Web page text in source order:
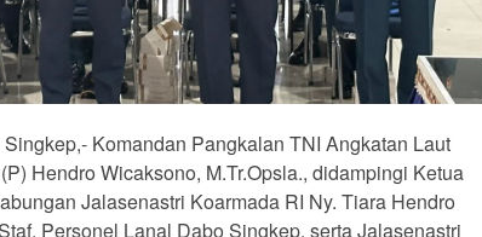
Komandan Pangkalan TNI Angkatan Laut
Hendro Wicaksono, M.Tr.Opsla., didampingi Ketua
Jalasenastri Koarmada RI Ny. Tiara Hendro
Personel Lanal Dabo Singkep, serta Jalasenastri